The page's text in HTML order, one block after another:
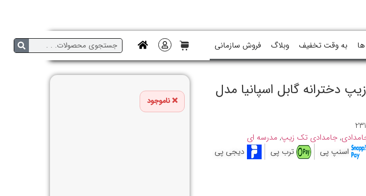
به وقت تخفیف وبلاگ فروش سازمانی
دخترانه گابل اسپانیا مدل
, جامدادی تک زیپ, مدرسه ای
اسنپ پی ترب پی دیجی پی
ناموجود